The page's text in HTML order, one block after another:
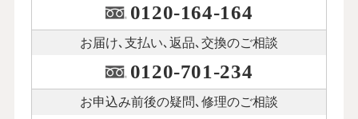
0120-164-164
お届け､支払い､ 返品､交換のご相談
0120-701-234
お申込み前後の疑問､修理のご相談